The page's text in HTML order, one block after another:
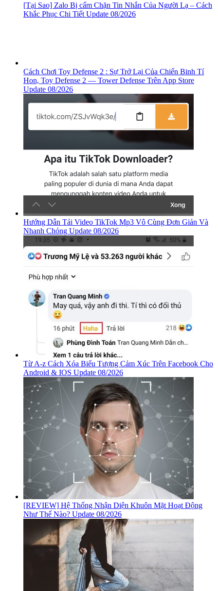
[Tại Sao] Zalo Bị cấm Chặn Tin Nhắn Của Người Lạ – Cách
Khắc Phục Chi Tiết Update 08/2026
Cách Chơi Toy Defense 2 : Sự Trở Lại Của Chiến Binh Tí
Hon, ‎Toy Defense 2 — Tower Defense Trên App Store
Update 08/2026
Hướng Dẫn Tải Video TikTok Mp3 Vô Cùng Đơn Giản Và
Nhanh Chóng Update 08/2026
Từ A-z Cách Xóa Biểu Tượng Cảm Xúc Trên Facebook Cho
Android & IOS Update 08/2026
[REVIEW] Hệ Thống Nhận Diện Khuôn Mặt Hoạt Động
Như Thế Nào? Update 08/2026